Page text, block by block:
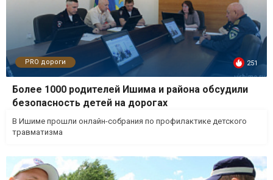
PRO дороги 251
Более 1000 родителей Ишима и района обсудили
безопасность детей на дорогах
В Ишиме прошли онлайн-собрания по профилактике детского
травматизма